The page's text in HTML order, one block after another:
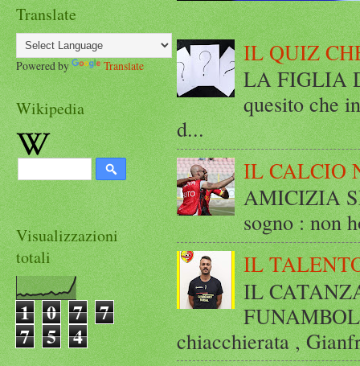
IL QUIZ
LA FIGLIA
quesito che
d...
IL CALCIO
AMICIZIA
sogno : non
IL
IL
chiacchierata ,
Translate
Powered by Translate
Wikipedia
Visualizzazioni
totali
1 0 7 7
7 5 4